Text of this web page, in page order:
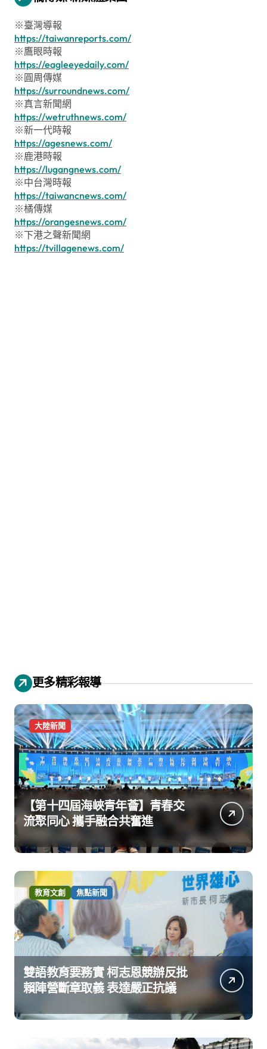
※臺灣導報
https://taiwanreports.com/
※鷹眼時報
https://eagleeyedaily.com/
※圓周傳媒
https://surroundnews.com/
※真言新聞網
https://wetruthnews.com/
※新一代時報
https://agesnews.com/
※鹿港時報
https://lugangnews.com/
※中台灣時報
https://taiwancnews.com/
※橘傳媒
https://orangesnews.com/
※下港之聲新聞網
https://tvillagenews.com/
更多精彩報導
大陸新聞
【第十四屆海峽青年薈】青春交
流聚同心 攜手融合共奮進
教育文創 焦點新聞
雙語教育要務實 柯志恩競辦反批
賴陣營斷章取義 表達嚴正抗議